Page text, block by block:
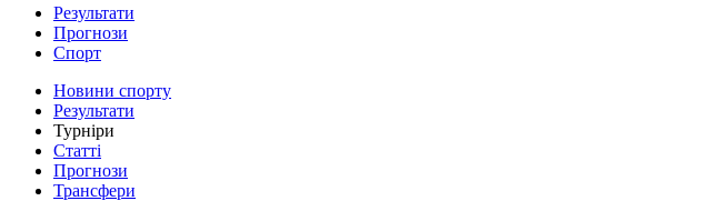
Результати
Прогнози
Спорт
Новини спорту
Результати
Турніри
Статті
Прогнози
Трансфери